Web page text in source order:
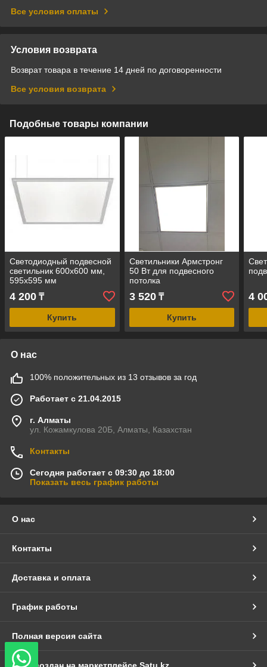
Все условия оплаты
Условия возврата
Возврат товара в течение 14 дней по договоренности
Все условия возврата
Подобные товары компании
Светодиодный подвесной
светильник 600х600 мм,
595х595 мм
4 200 ₸
Купить
Светильники Армстронг
50 Вт для подвесного
потолка
3 520₸
Купить
4
О нас
100% положительных из 13 отзывов за год
Работает с 21.04.2015
г. Алматы
ул. Кожамкулова 20Б, Алматы, Казахстан
Контакты
Сегодня работает с 09:30 до 18:00
Показать весь график работы
О нас
Контакты
Доставка и оплата
График работы
Полная версия сайта